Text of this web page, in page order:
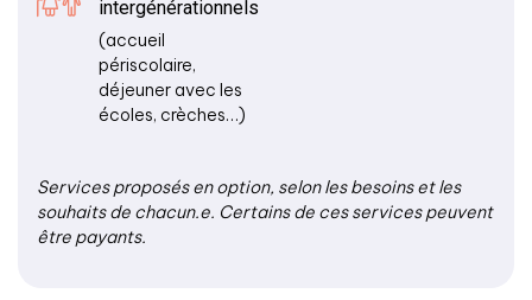
intergénérationnels
(accueil
périscolaire,
déjeuner avec les
écoles, crèches…)
Services proposés en option, selon les besoins et les
souhaits de chacun.e. Certains de ces services peuvent
être payants.